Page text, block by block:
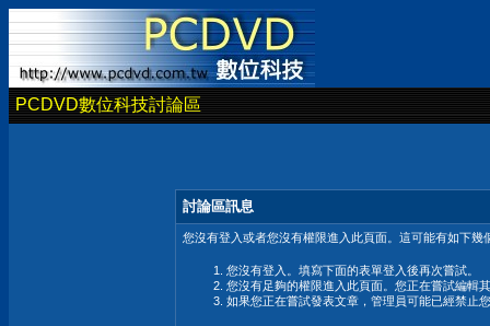
PCDVD數位科技討論區
討論區訊息
您沒有登入或者您沒有權限進入此頁面。這可能有如下幾
您沒有登入。填寫下面的表單登入後再次嘗試。
您沒有足夠的權限進入此頁面。您正在嘗試編輯
如果您正在嘗試發表文章，管理員可能已經禁止